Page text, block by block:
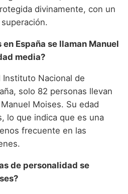
divinamente, con un
España se llaman Manuel
media?
Nacional de
solo 82 personas llevan
Moises. Su edad
lo que indica que es una
frecuente en las
de personalidad se